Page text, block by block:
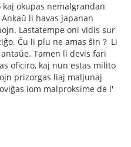
kaj okupas nemalgrandan
li havas japanan
Lastatempe oni vidis sur
Ĉu li plu ne amas ŝin？ Li
Tamen li devis fari
oficiro, kaj nun estas milito
prizorgas liaj maljunaj
iom malproksime de l'